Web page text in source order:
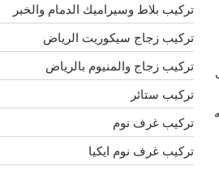
تركيب بلاط وسيراميك الدمام والخبر
تركيب زجاج سيكوريت الرياض
تركيب زجاج والمنيوم بالرياض
تركيب ستائر
تركيب غرف نوم
تركيب غرف نوم ايكيا